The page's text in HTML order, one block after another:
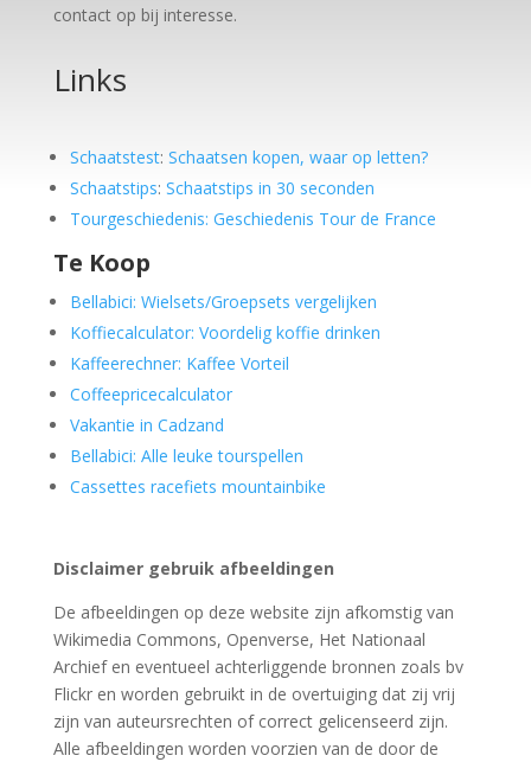
contact op bij interesse.
Links
Schaatstest: Schaatsen kopen, waar op letten?
Schaatstips: Schaatstips in 30 seconden
Tourgeschiedenis: Geschiedenis Tour de France
Te Koop
Bellabici: Wielsets/Groepsets vergelijken
Koffiecalculator: Voordelig koffie drinken
Kaffeerechner: Kaffee Vorteil
Coffeepricecalculator
Vakantie in Cadzand
Bellabici: Alle leuke tourspellen
Cassettes racefiets mountainbike
Disclaimer gebruik afbeeldingen
De afbeeldingen op deze website zijn afkomstig van
Wikimedia Commons, Openverse, Het Nationaal
Archief en eventueel achterliggende bronnen zoals bv
Flickr en worden gebruikt in de overtuiging dat zij vrij
zijn van auteursrechten of correct gelicenseerd zijn.
Alle afbeeldingen worden voorzien van de door de